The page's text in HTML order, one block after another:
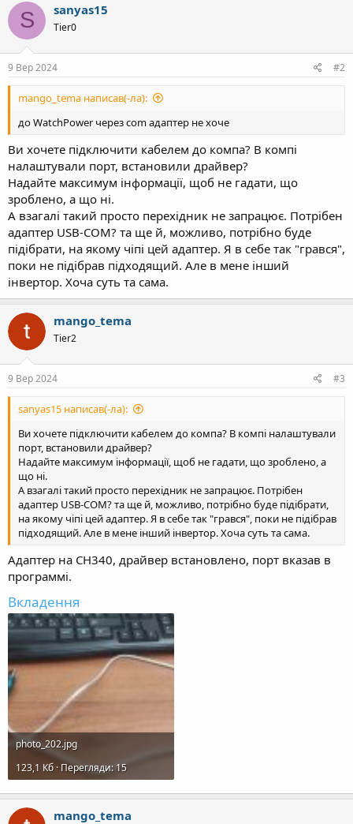
S sanyas15
Tier0
9 Вер 2024 #2
mango_tema написав(-ла):
до WatchPower через com адаптер не хоче
Ви хочете підключити кабелем до компа? В компі
налаштували порт, встановили драйвер?
Надайте максимум інформації, щоб не гадати, що
зроблено, а що ні.
А взагалі такий просто перехідник не запрацює. Потрібен
адаптер USB-COM? та ще й, можливо, потрібно буде
підібрати, на якому чіпі цей адаптер. Я в себе так "грався",
поки не підібрав підходящий. Але в мене інший
інвертор. Хоча суть та сама.
mango_tema
Tier2
9 Вер 2024 #3
sanyas15 написав(-ла):
Ви хочете підключити кабелем до компа? В компі налаштували
порт, встановили драйвер?
Надайте максимум інформації, щоб не гадати, що зроблено, а
що ні.
А взагалі такий просто перехідник не запрацює. Потрібен
адаптер USB-COM? та ще й, можливо, потрібно буде підібрати,
на якому чіпі цей адаптер. Я в себе так "грався", поки не підібрав
підходящий. Але в мене інший інвертор. Хоча суть та сама.
Адаптер на CH340, драйвер встановлено, порт вказав в
программі.
Вкладення
photo_202.jpg
123,1 Кб · Перегляди: 15
mango_tema